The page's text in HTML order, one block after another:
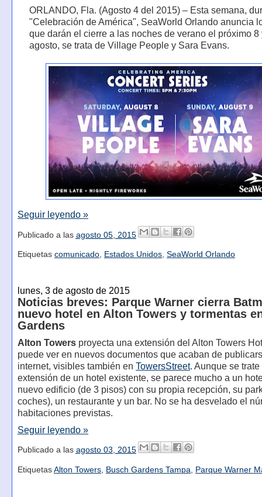
ORLANDO, Fla. (Agosto 4 del 2015) – Esta semana,
"Celebración de América", SeaWorld Orlando anuncia
que darán el cierre a las noches de verano el próximo 8
agosto, se trata de Village People y Sara Evans.
Seguir leyendo »
Publicado a las agosto 05, 2015
Etiquetas comunicado, Estados Unidos, SeaWorld Orlando
lunes, 3 de agosto de 2015
Noticias breves: Parque Warner cierra
nuevo hotel en Alton Towers y tormentas
Gardens
Alton Towersproyecta una extensión del Alton Towers
puede ver en nuevos documentos que acaban de
internet, visibles también en TowersStreet. Aunque se
extensión de un hotel existente, se parece mucho a un
nuevo edificio (de 3 pisos) con su propia recepción, su
coches), un restaurante y un bar. No se ha desvelado el
habitaciones previstas.
Seguir leyendo »
Publicado a las agosto 03, 2015
Etiquetas Alton Towers, Busch Gardens Tampa Parque Warner